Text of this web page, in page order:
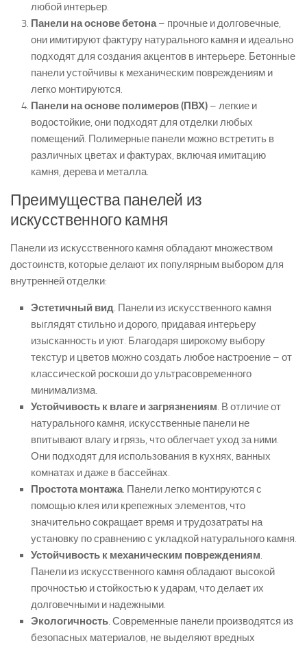
любой интерьер.
Панели на основе бетона– прочные и долговечные,
они имитируют фактуру натурального камня и идеально
подходят для создания акцентов в интерьере. Бетонные
панели устойчивы к механическим повреждениям и
легко монтируются.
Панели на основе полимеров (ПВХ) – легкие и
водостойкие, они подходят для отделки любых
помещений. Полимерные панели можно встретить в
различных цветах и фактурах, включая имитацию
камня, дерева и металла.
Преимущества панелей из
искусственного камня
Панели из искусственного камня обладают множеством
достоинств, которые делают их популярным выбором для
внутренней отделки:
Эстетичный вид. Панели из искусственного камня
выглядят стильно и дорого, придавая интерьеру
изысканность и уют. Благодаря широкому выбору
текстур и цветов можно создать любое настроение – от
классической роскоши до ультрасовременного
минимализма.
Устойчивость к влаге и загрязнениям. В отличие от
натурального камня, искусственные панели не
впитывают влагу и грязь, что облегчает уход за ними.
Они подходят для использования в кухнях, ванных
комнатах и даже в бассейнах.
Простота монтажа. Панели легко монтируются с
помощью клея или крепежных элементов, что
значительно сокращает время и трудозатраты на
установку по сравнению с укладкой натурального камня.
Устойчивость к механическим повреждениям.
Панели из искусственного камня обладают высокой
прочностью и стойкостью к ударам, что делает их
долговечными и надежными.
Экологичность. Современные панели производятся из
безопасных материалов, не выделяют вредных